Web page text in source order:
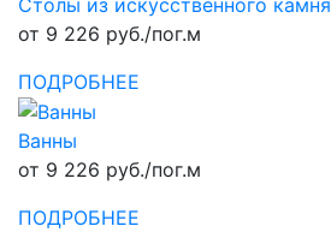
от 9 226 руб./пог.м
ПОДРОБНЕЕ
Ванны
от 9 226 руб./пог.м
ПОДРОБНЕЕ